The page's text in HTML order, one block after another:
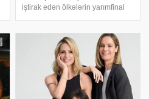
iştirak edən ölkələrin yarımfinal
ölkəmizi təmsil edən müğənni
birinci yarımfinalın ikinc